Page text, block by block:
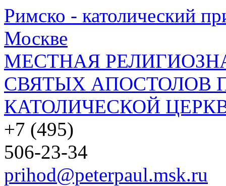
Римско - католический
Москве
МЕСТНАЯ
СВЯТЫХ АПОСТОЛОВ
КАТОЛИЧЕСКОЙ
+7 (495)
506-23-34
prihod@peterpaul.msk.ru